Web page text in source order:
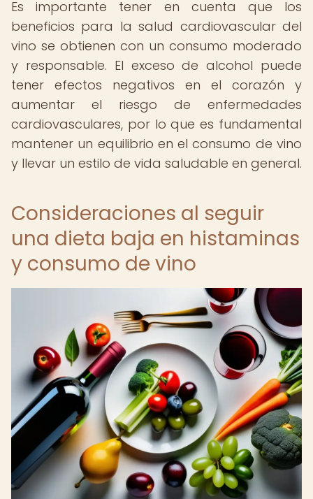
Es importante tener en cuenta que los
beneficios para la salud cardiovascular del
vino se obtienen con un consumo moderado
y responsable. El exceso de alcohol puede
tener efectos negativos en el corazón y
aumentar el riesgo de enfermedades
cardiovasculares, por lo que es fundamental
mantener un equilibrio en el consumo de vino
y llevar un estilo de vida saludable en general.
Consideraciones al seguir
una dieta baja en histaminas
y consumo de vino